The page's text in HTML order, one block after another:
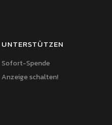
UNTERSTÜTZEN
Sofort-Spende
Anzeige schalten!